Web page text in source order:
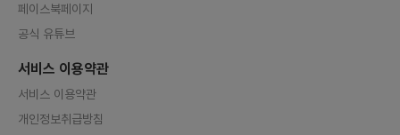
페이스북페이지
공식 유튜브
서비스 이용약관
서비스 이용약관
개인정보취급방침